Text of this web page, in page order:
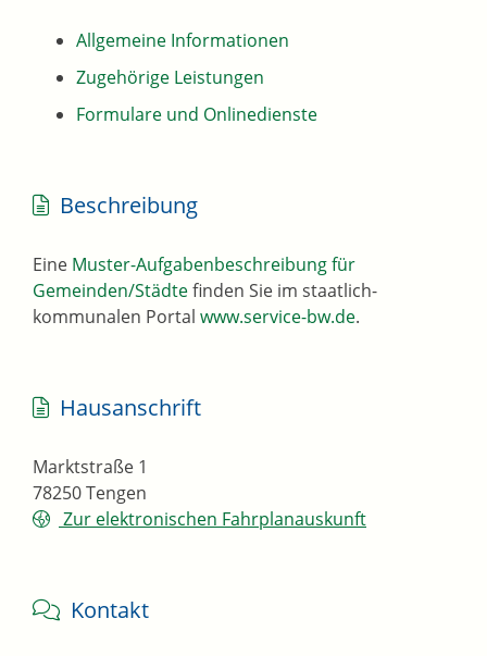
Allgemeine Informationen
Zugehörige Leistungen
Formulare und Onlinedienste
Beschreibung
Eine Muster-Aufgabenbeschreibung für
Gemeinden/Städtefinden Sie im staatlich-
kommunalen Portal www.service-bw.de.
Hausanschrift
Marktstraße 1
78250Tengen
Zur elektronischen Fahrplanauskunft
Kontakt